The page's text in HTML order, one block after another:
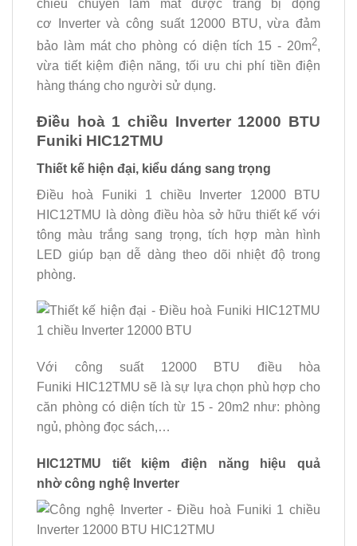
chiều chuyên làm mát được trang bị động
cơ Inverter và công suất 12000 BTU, vừa đảm
bảo làm mát cho phòng có diện tích 15 - 20m2,
vừa tiết kiệm điện năng, tối ưu chi phí tiền điện
hàng tháng cho người sử dụng.
Điều hoà 1 chiều Inverter 12000 BTU
Funiki HIC12TMU
Thiết kế hiện đại, kiểu dáng sang trọng
Điều hoà Funiki 1 chiều Inverter 12000 BTU
HIC12TMU là dòng điều hòa sở hữu thiết kế với
tông màu trắng sang trọng, tích hợp màn hình
LED giúp bạn dễ dàng theo dõi nhiệt độ trong
phòng.
Với công suất 12000 BTU điều hòa
Funiki HIC12TMU sẽ là sự lựa chọn phù hợp cho
căn phòng có diện tích từ 15 - 20m2 như: phòng
ngủ, phòng đọc sách,…
HIC12TMU tiết kiệm điện năng hiệu quả
nhờ công nghệ Inverter